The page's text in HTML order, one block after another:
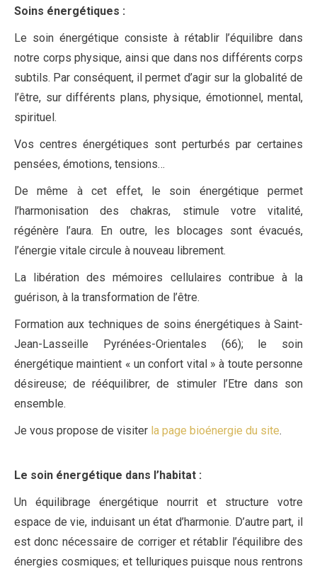
Soins énergétiques :
Le soin énergétique consiste à rétablir l’équilibre dans
notre corps physique, ainsi que dans nos différents corps
subtils. Par conséquent, il permet d’agir sur la globalité de
l’être, sur différents plans, physique, émotionnel, mental,
spirituel.
Vos centres énergétiques sont perturbés par certaines
pensées, émotions, tensions…
De même à cet effet, le soin énergétique permet
l’harmonisation des chakras, stimule votre vitalité,
régénère l’aura. En outre, les blocages sont évacués,
l’énergie vitale circule à nouveau librement.
La libération des mémoires cellulaires contribue à la
guérison, à la transformation de l’être.
Formation aux techniques de soins énergétiques à Saint-
Jean-Lasseille Pyrénées-Orientales (66); le soin
énergétique maintient « un confort vital » à toute personne
désireuse; de rééquilibrer, de stimuler l’Etre dans son
ensemble.
Je vous propose de visiter la page bioénergie du site.
Le soin énergétique dans l’habitat :
Un équilibrage énergétique nourrit et structure votre
espace de vie, induisant un état d’harmonie. D’autre part, il
est donc nécessaire de corriger et rétablir l’équilibre des
énergies cosmiques; et telluriques puisque nous rentrons